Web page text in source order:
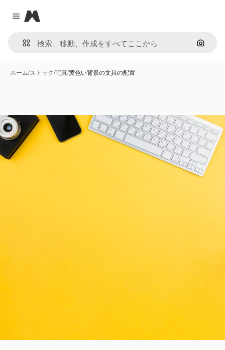
Close menu
Magnific
画像で
ホーム/ストック/写真/黄色い背景の文具の配置